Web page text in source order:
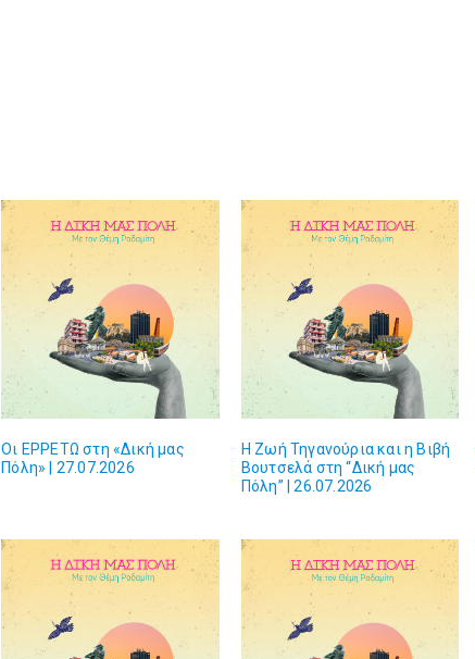
Οι ΕΡΡΕΤΩ στη «Δική μας
Πόλη» | 27.07.2026
Η Ζωή Τηγανούρια και η Βιβή
Βουτσελά στη “Δική μας
Πόλη” | 26.07.2026